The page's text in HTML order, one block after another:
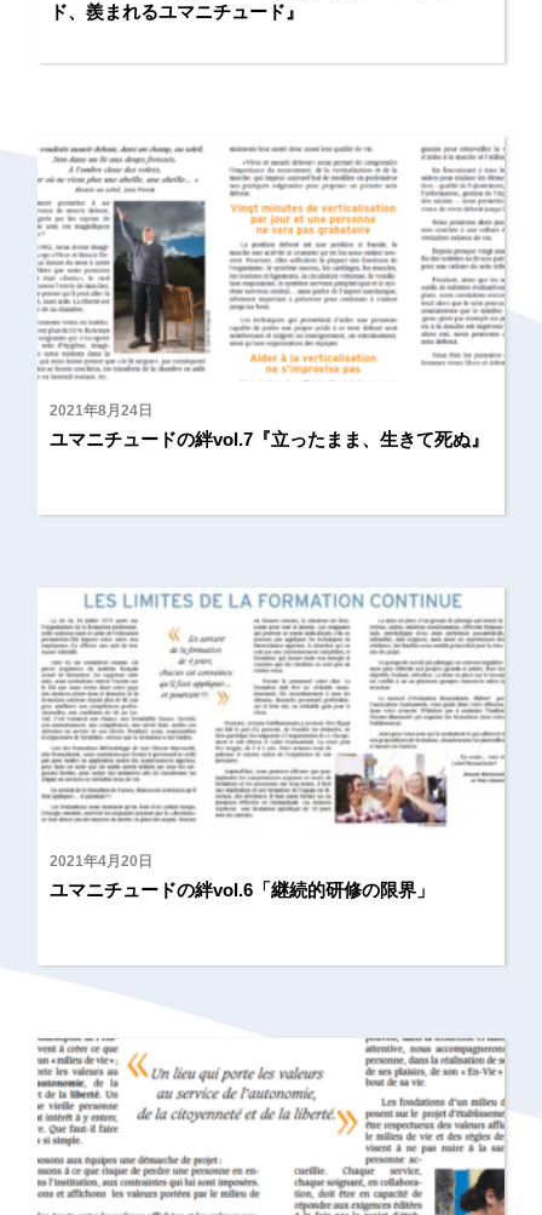
ド、羨まれるユマニチュード』
2021年8月24日
ユマニチュードの絆vol.7『立ったまま、生きて死ぬ』
2021年4月20日
ユマニチュードの絆vol.6「継続的研修の限界」